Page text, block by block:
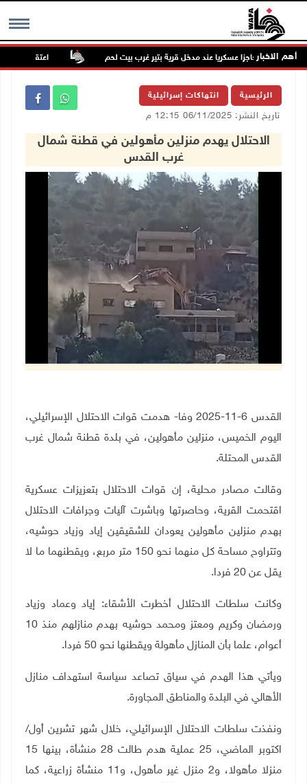
MENU أهم الاخبار
تنصب حاجزا عسكريا عند مدخل قرية بتير غرب بيت لحم اعتقال مواطنين
الرئيسية انتهاكات إسرائيلية
تاريخ النشر: 06/11/2025 12:15 م
الاحتلال يهدم منزلين مأهولين في قطنة شمال
غرب القدس
القدس 6-11-2025 وفا- هدمت قوات الاحتلال الإسرائيلي،
اليوم الخميس، منزلين مأهولين، في بلدة قطنة شمال غرب
القدس المحتلة.
وقالت مصادر محلية، إن قوات الاحتلال بتعزيزات عسكرية
اقتحمت القرية، وحاصرتها وباشرت آليات وجرافات الاحتلال
بهدم منزلين مأهولين يعودان للشقيقين إياد وزياد حوشيه،
وتتراوح مساحة كل منهما نحو 150 متر مربع، ويقطنهما ما لا
يقل عن 20 فردا.
وكانت سلطات الاحتلال أخطرت الأشقاء: إياد وعماد وزياد
ورمضان وكريم ومعتز ومحمد حوشيه بهدم منازلهم منذ 10
أعوام، علما بأن المنازل مأهولة ويقطنها نحو 50 فردا.
ويأتي هذا الهدم في سياق تصاعد سياسة استهداف منازل
الأهالي في البلدة والمناطق المجاورة.
ونفذت سلطات الاحتلال الإسرائيلي، خلال شهر تشرين أول/
اكتوبر الماضي، 25 عملية هدم طالت 28 منشأة، بينها 15
منزلا مأهولا، و2 منزل غير مأهول، و11 منشأة زراعية، كما